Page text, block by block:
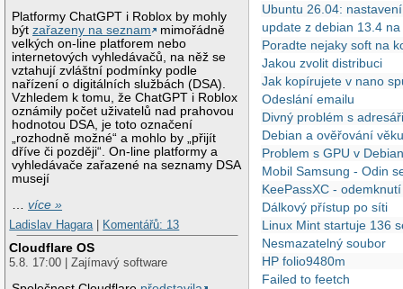
Platformy ChatGPT i Roblox by mohly
býtzařazeny na seznam
mimořádně
velkých on-line platforem nebo
internetových vyhledávačů, na něž se
vztahují zvláštní podmínky podle
nařízení o digitálních službách (DSA).
Vzhledem k tomu, že ChatGPT i Roblox
oznámily počet uživatelů nad prahovou
hodnotou DSA, je toto označení
„rozhodně možné“ a mohlo by „přijít
dříve či později“. On-line platformy a
vyhledávače zařazené na seznamy DSA
musejí
…více »
Ladislav Hagara | Komentářů: 13
Cloudflare OS
5.8. 17:00 | Zajímavý software
Ubuntu 26.04:
update z debian 13.4
Poradte nejaky soft na
Jakou zvolit distribuci
Jak kopírujete v nano
Odeslání emailu
Divný problém s
Debian a ověřování
Problem s GPU v
Mobil Samsung - Odin
KeePassXC -
Dálkový přístup po síti
Linux Mint startuje 136
Nesmazatelný soubor
HP folio9480m
Failed to feetch